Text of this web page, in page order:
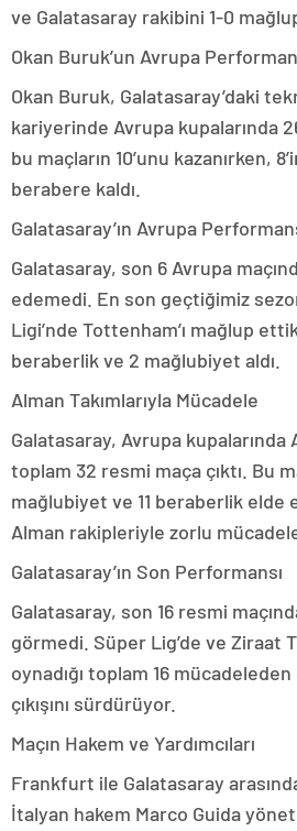
ve Galatasaray rakibini 1-0
Okan Buruk’un Avrupa
Okan Buruk, Galatasaray’daki
kariyerinde Avrupa kupalarında
bu maçların 10’unu kazanırken,
berabere kaldı.
Galatasaray’ın Avrupa
Galatasaray, son 6 Avrupa
edemedi. En son geçtiğimiz
Ligi’nde Tottenham’ı mağlup
beraberlik ve 2 mağlubiyet aldı.
Alman Takımlarıyla Mücadele
Galatasaray, Avrupa
toplam 32 resmi maça çıktı. Bu
mağlubiyet ve 11 beraberlik elde
Alman rakipleriyle zorlu
Galatasaray’ın Son Performansı
Galatasaray, son 16 resmi
görmedi. Süper Lig’de ve Ziraat
oynadığı toplam 16
çıkışını sürdürüyor.
Maçın Hakem ve Yardımcıları
Frankfurt ile Galatasaray
İtalyan hakem Marco Guida